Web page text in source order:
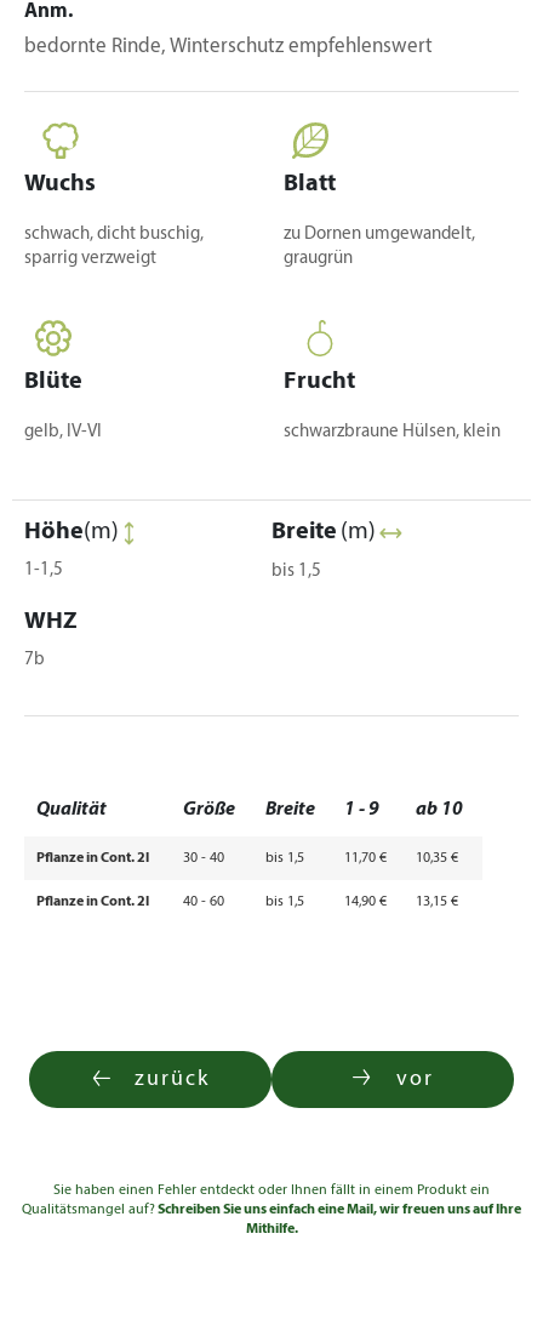
Anm.
bedornte Rinde, Winterschutz empfehlenswert
Wuchs
schwach, dicht buschig,
sparrig verzweigt
Blatt
zu Dornen umgewandelt,
graugrün
Blüte
gelb, IV-VI
Frucht
schwarzbraune Hülsen, klein
Höhe(m)
1-1,5
Breite (m)
bis 1,5
WHZ
7b
Qualität Größe Breite 1 - 9 ab 10
Pflanze in Cont. 2l 30 - 40 bis 1,5 11,70 € 10,35 €
Pflanze in Cont. 2l 40 - 60 bis 1,5 14,90 € 13,15 €
zurück vor
Sie haben einen Fehler entdeckt oder Ihnen fällt in einem Produkt ein
Qualitätsmangel auf?Schreiben Sie uns einfach eine Mail, wir freuen uns auf Ihre
Mithilfe.